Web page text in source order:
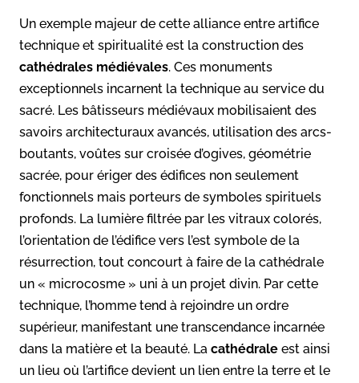
Un exemple majeur de cette alliance entre artifice
technique et spiritualité est la construction des
cathédrales médiévales. Ces monuments
exceptionnels incarnent la technique au service du
sacré. Les bâtisseurs médiévaux mobilisaient des
savoirs architecturaux avancés, utilisation des arcs-
boutants, voûtes sur croisée d’ogives, géométrie
sacrée, pour ériger des édifices non seulement
fonctionnels mais porteurs de symboles spirituels
profonds. La lumière filtrée par les vitraux colorés,
l’orientation de l’édifice vers l’est symbole de la
résurrection, tout concourt à faire de la cathédrale
un « microcosme » uni à un projet divin. Par cette
technique, l’homme tend à rejoindre un ordre
supérieur, manifestant une transcendance incarnée
dans la matière et la beauté. La cathédrale est ainsi
un lieu où l’artifice devient un lien entre la terre et le